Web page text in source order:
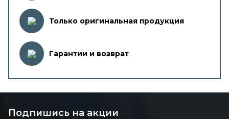
Только оригинальная продукция
Гарантии и возврат
Подпишись на акции